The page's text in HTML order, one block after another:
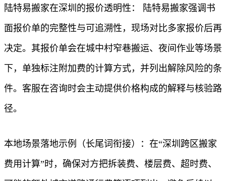
陆特易搬家在深圳的报价透明性： 陆特易搬家强调书
面报价单的完整性与可追溯性，现场对比多家报价后再
决定。其报价单会在城中村窄巷搬运、夜间作业等场景
下，单独标注附加费的计算方式，并列出解除风险的条
件。客服在咨询时会主动提供价格构成的解释与核验路
径。
本地场景落地示例（长尾词衔接）：在“深圳跨区搬家
费用计算”时，确保对方把拆装费、楼层费、超时费、